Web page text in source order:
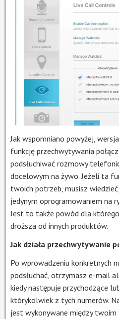
Jak wspomniano powyżej,
funkcję przechwytywania
podsłuchiwać rozmowy
docelowym na żywo. Jeżeli ta
twoich potrzeb, musisz
jedynym oprogramowaniem na
Jest to także powód dla
droższa od innych produktów.
Jak działa przechwytywanie
Po wprowadzeniu konkretnych
podsłuchać, otrzymasz e-mail
kiedy następuje przychodzące
którykolwiek z tych numerów.
jest wykonywane między